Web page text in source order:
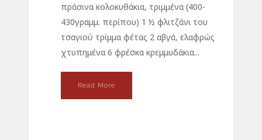
πράσινα κολοκυθάκια, τριμμένα (400-
430γραμμ. περίπου) 1 ½ φλιτζάνι του
τσαγιού τρίμμα φέτας 2 αβγά, ελαφρώς
χτυπημένα 6 φρέσκα κρεμμυδάκια...
Read More